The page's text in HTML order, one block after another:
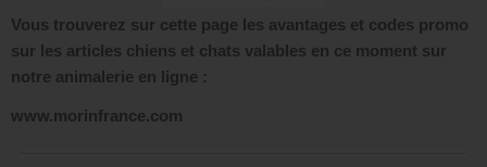
Vous trouverez sur cette page les avantages et codes promo
sur les articles chiens et chats valables en ce moment sur
notre animalerie en ligne :
www.morinfrance.com